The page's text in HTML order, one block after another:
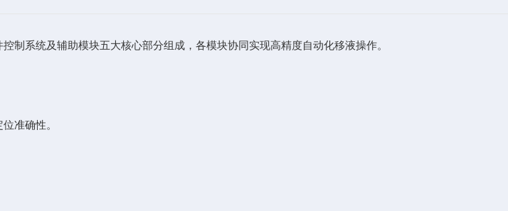
制系统及辅助模块五大核心部分组成，各模块协同实现高精度自动化移液操作。
准确性。